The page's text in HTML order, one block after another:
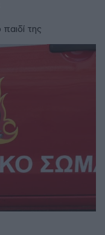
της